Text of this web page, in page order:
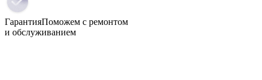
ГарантияПоможем с ремонтом
и обслуживанием